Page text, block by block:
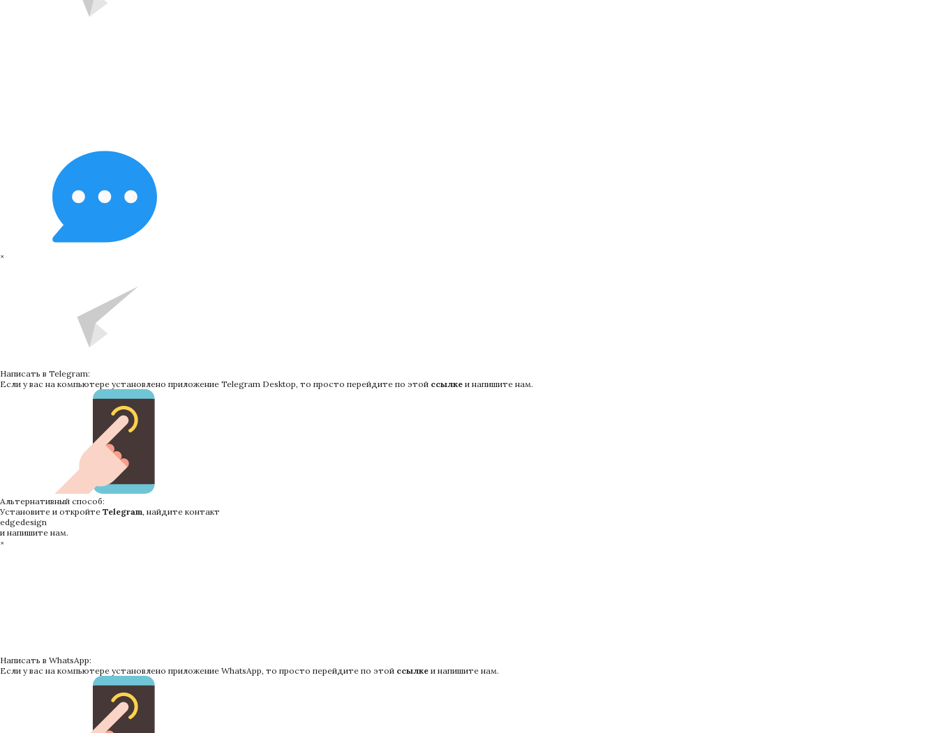
×
Написать в Telegram:
Если у вас на компьютере установлено приложение Telegram Desktop, то просто перейдите по этой ссылке и напишите нам.
Альтернативный способ:
Установите и откройте Telegram, найдите контакт
edgedesign
и напишите нам.
×
Написать в WhatsApp:
Если у вас на компьютере установлено приложение WhatsApp, то просто перейдите по этой ссылке и напишите нам.